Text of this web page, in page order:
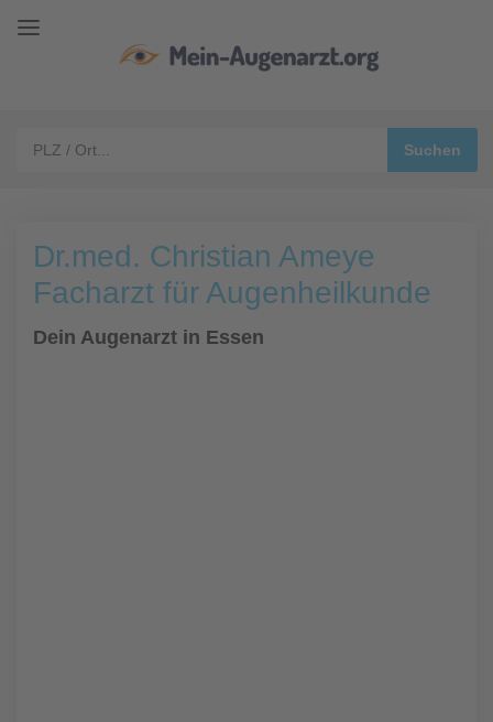
Dr.med. Christian Ameye
Facharzt für Augenheilkunde
Dein Augenarzt in Essen